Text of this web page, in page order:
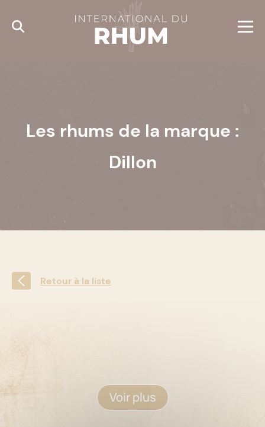
Les rhums de la marque :
Dillon
Retour à la liste
Voir plus
Cookies management panel